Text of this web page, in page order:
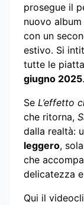
prosegue il
nuovo album
con un
estivo. Si
tutte le
giugno 2025.
Se L’effetto
che ritorna,
dalla realtà:
leggero,
che
delicatezza
Qui il